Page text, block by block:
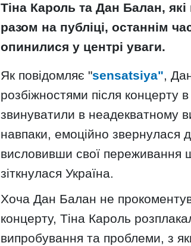
Тіна Кароль та Дан Балан,
разом на публіці, останнім
опинилися у центрі уваги.
Як повідомляє "sensatsiya",
розбіжностями після концерту
звинуватили в неадекватному
навпаки, емоційно звернулася
висловивши свої переживання
зіткнулася Україна.
Хоча Дан Балан не
концерту, Тіна Кароль
випробування та проблеми, з